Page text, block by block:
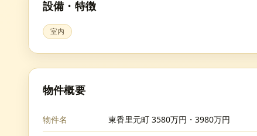
設備・特徴
室内
物件概要
物件名 東香里元町 3580万円・3980万円